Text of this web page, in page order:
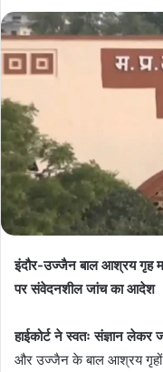
इंदौर-उज्जैन बाल आश्रय गृह
पर संवेदनशील जांच का आदेश
हाईकोर्ट ने स्वतः संज्ञान लेकर
और उज्जैन के बाल आश्रय गृहों